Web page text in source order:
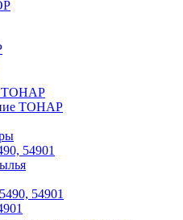
ТОНАР
ТОНАР
54901
54901